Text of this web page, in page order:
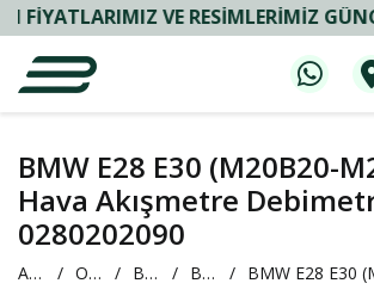
VE RESIMLERIMIZ GÜNCELDIR.
BMW E28 E30 (M20B20-
Hava Akışmetre
0280202090
Anasayfa Oto Çıkma ve Yedek Parça BMW BMW 3 Serisi (E30)